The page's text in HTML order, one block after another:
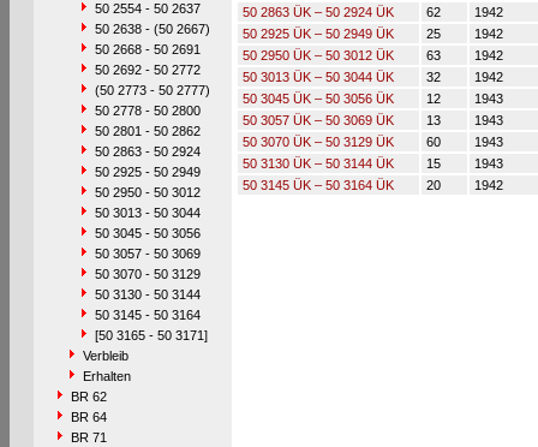
50 2554 - 50 2637
50 2638 - (50 2667)
50 2668 - 50 2691
50 2692 - 50 2772
(50 2773 - 50 2777)
50 2778 - 50 2800
50 2801 - 50 2862
50 2863 - 50 2924
50 2925 - 50 2949
50 2950 - 50 3012
50 3013 - 50 3044
50 3045 - 50 3056
50 3057 - 50 3069
50 3070 - 50 3129
50 3130 - 50 3144
50 3145 - 50 3164
[50 3165 - 50 3171]
Verbleib
Erhalten
BR 62
BR 64
BR 71
50 2863 ÜK – 50 2924 ÜK
62
1942
50 2925 ÜK – 50 2949 ÜK
25
1942
50 2950 ÜK – 50 3012 ÜK
63
1942
50 3013 ÜK – 50 3044 ÜK
32
1942
50 3045 ÜK – 50 3056 ÜK
12
1943
50 3057 ÜK – 50 3069 ÜK
13
1943
50 3070 ÜK – 50 3129 ÜK
60
1943
50 3130 ÜK – 50 3144 ÜK
15
1943
50 3145 ÜK – 50 3164 ÜK
20 1942